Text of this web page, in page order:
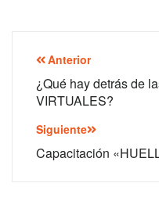
Navegación
de
entradas
Anterior
¿Qué hay detrás de
VIRTUALES?
Siguiente
Capacitación